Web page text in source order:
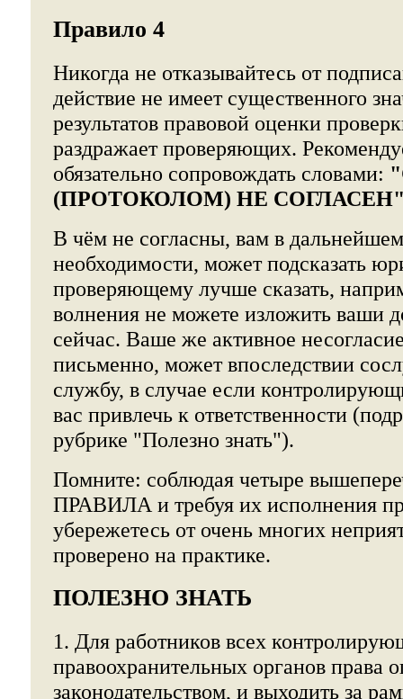
Правило 4
Никогда не отказывайтесь от
действие не имеет существенного
результатов правовой оценки
раздражает проверяющих.
обязательно сопровождать словами:
(ПРОТОКОЛОМ) НЕ
В чём не согласны, вам в
необходимости, может подсказать
проверяющему лучше сказать,
волнения не можете изложить ваши
сейчас. Ваше же активное
письменно, может впоследствии
службу, в случае если
вас привлечь к ответственности
рубрике "Полезно знать").
Помните: соблюдая четыре
ПРАВИЛА и требуя их исполнения
убережетесь от очень многих
проверено на практике.
ПОЛЕЗНО ЗНАТЬ
1. Для работников всех
правоохранительных органов права
законодательством, и выходить за